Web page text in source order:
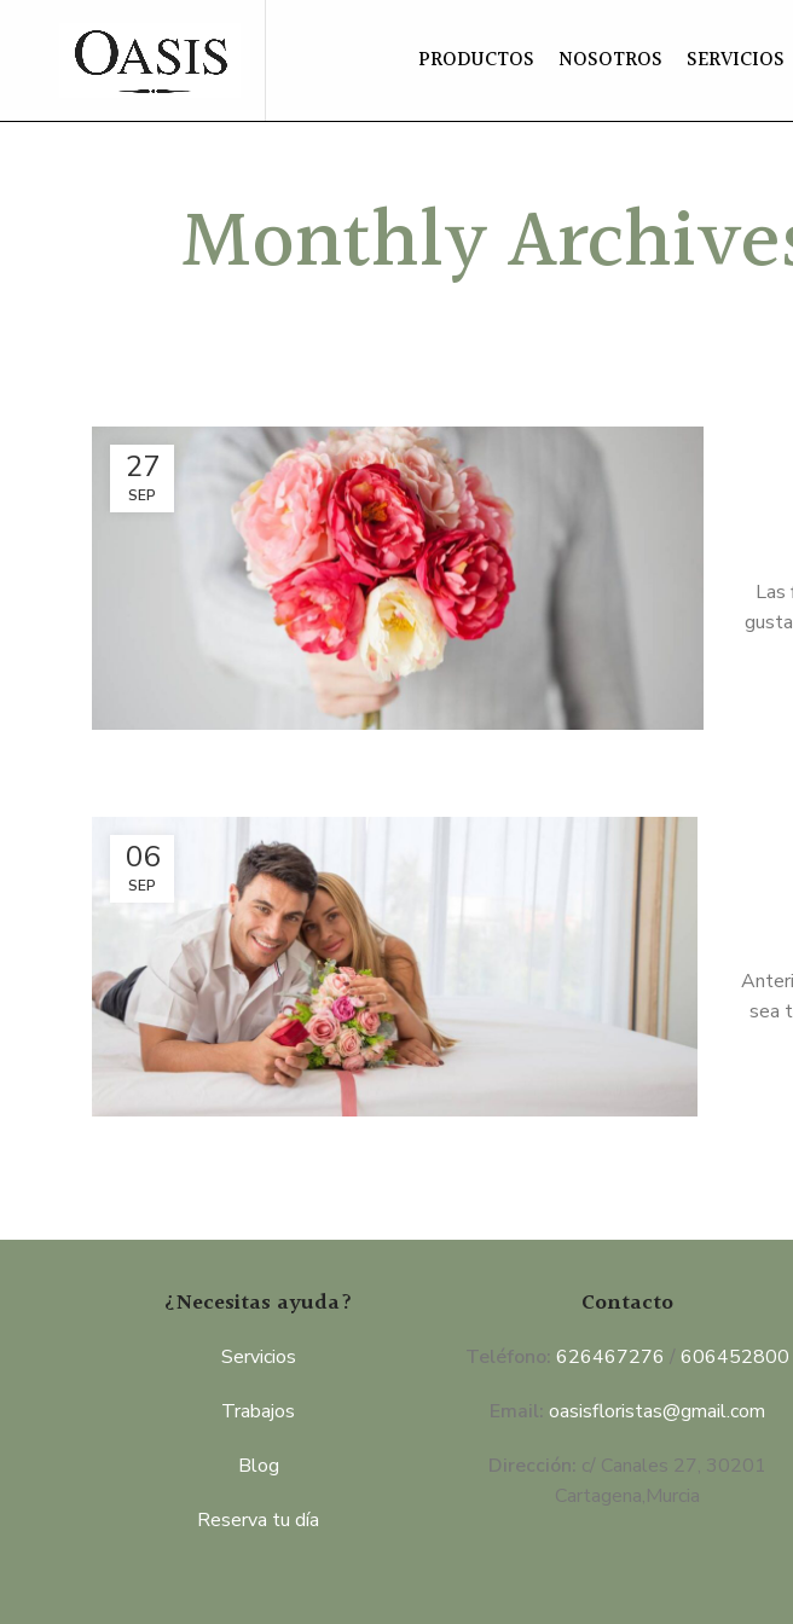
PRODUCTOS NOSOTROS SERVICIOS
Monthly
27
SEP
Las
06
SEP
sea
¿Necesitas ayuda?
Servicios
Trabajos
Blog
Reserva tu día
Contacto
Teléfono: 626467276 /606452800
Email: oasisfloristas@gmail.com
Dirección: c/ Canales 27, 30201
Cartagena,Murcia